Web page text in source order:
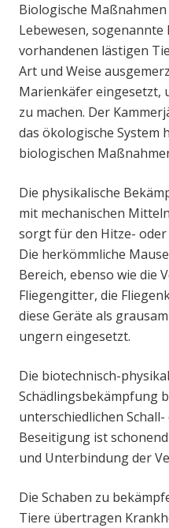
Biologische
Lebewesen,
vorhandenen lästigen
Art und Weise
Marienkäfer eingesetzt,
zu machen. Der
das ökologische System
biologischen
Die physikalische
mit mechanischen
sorgt für den Hitze- oder
Die herkömmliche
Bereich, ebenso wie die
Fliegengitter, die
diese Geräte als
ungern eingesetzt.
Die biotechnisch-
Schädlingsbekämpfung
unterschiedlichen
Beseitigung ist
und Unterbindung der
Die Schaben zu
Tiere übertragen